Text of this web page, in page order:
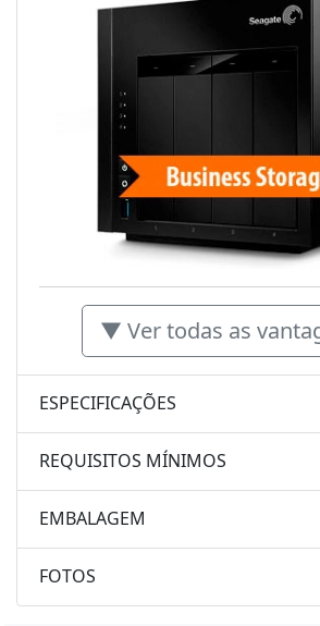
▼ Ver todas as
ESPECIFICAÇÕES
REQUISITOS MÍNIMOS
EMBALAGEM
FOTOS